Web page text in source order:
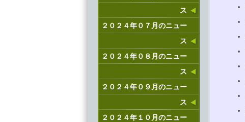
ス
２０２４年０７月のニュー
ス
２０２４年０８月のニュー
ス
２０２４年０９月のニュー
ス
２０２４年１０月のニュー